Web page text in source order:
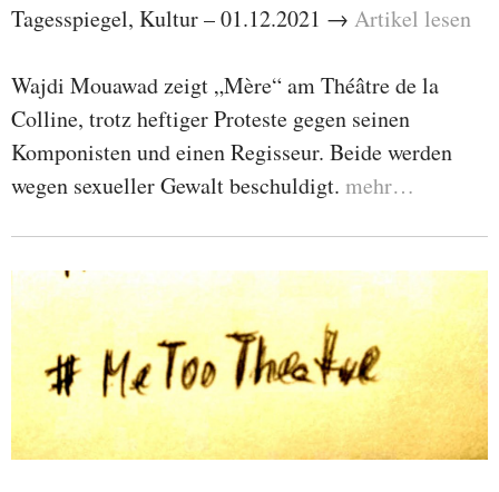
Tagesspiegel, Kultur – 01.12.2021 → Artikel lesen
Wajdi Mouawad zeigt „Mère“ am Théâtre de la
Colline, trotz heftiger Proteste gegen seinen
Komponisten und einen Regisseur. Beide werden
wegen sexueller Gewalt beschuldigt. mehr…